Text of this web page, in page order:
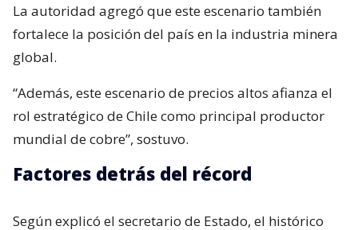
La autoridad agregó que este escenario también
fortalece la posición del país en la industria minera
global.
“Además, este escenario de precios altos afianza el
rol estratégico de Chile como principal productor
mundial de cobre”, sostuvo.
Factores detrás del récord
Según explicó el secretario de Estado, el histórico